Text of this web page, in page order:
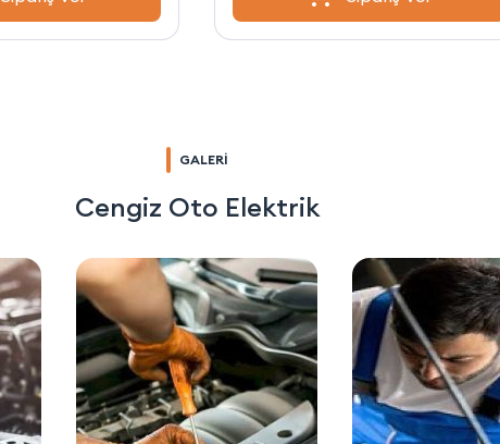
GALERİ
Cengiz Oto Elektrik